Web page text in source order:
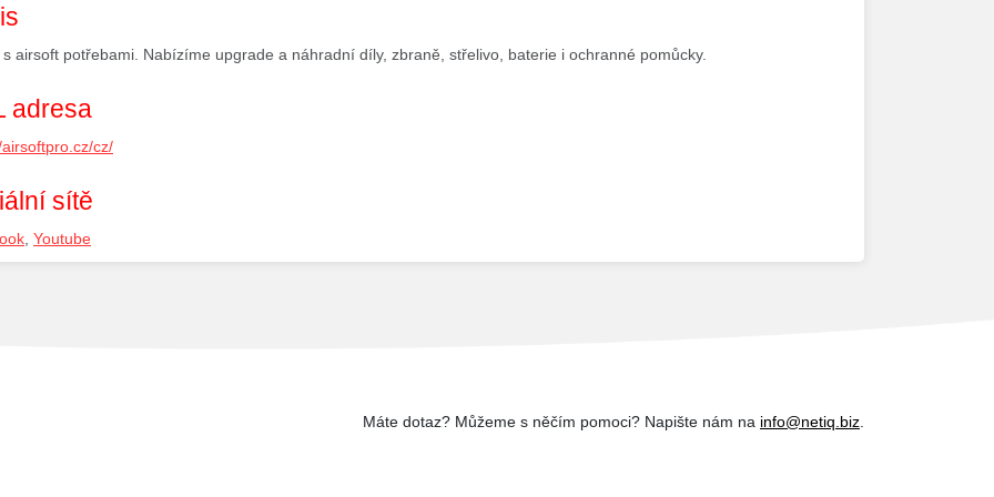
s airsoft potřebami. Nabízíme upgrade a náhradní díly, zbraně, střelivo, baterie i ochranné pomůcky.
adresa
cz/
sítě
, Youtube
Máte dotaz? Můžeme s něčím pomoci? Napište nám na info@netiq.biz.